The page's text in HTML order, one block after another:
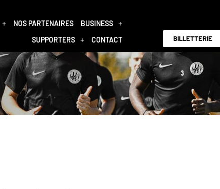
NOS PARTENAIRES
BUSINESS
SUPPORTERS
CONTACT BILLETTERIE